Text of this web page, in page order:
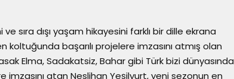
sıra dışı yaşam hikayesini farklı bir dille ekrana
başarılı projelere imzasını atmış olan
Elma, Sadakatsiz, Bahar gibi Türk bizi dünyasında
imzasını atan Neslihan Yeşilyurt, yeni sezonun en